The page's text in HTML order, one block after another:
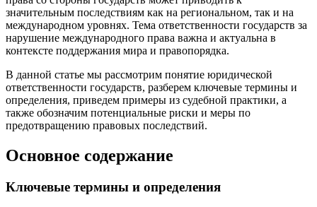
значительным последствиям как на региональном, так и на
международном уровнях. Тема ответственности государств за
нарушение международного права важна и актуальна в
контексте поддержания мира и правопорядка.
В данной статье мы рассмотрим понятие юридической
ответственности государств, разберем ключевые термины и
определения, приведем примеры из судебной практики, а
также обозначим потенциальные риски и меры по
предотвращению правовых последствий.
Основное содержание
Ключевые термины и определения